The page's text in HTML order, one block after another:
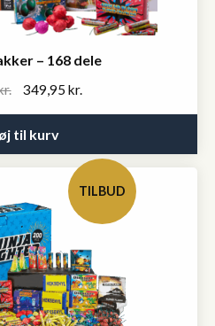
– 168 dele
Original
was:
399,95 kr..
349,95 kr.
349,95 kr..
til kurv
TILBUD